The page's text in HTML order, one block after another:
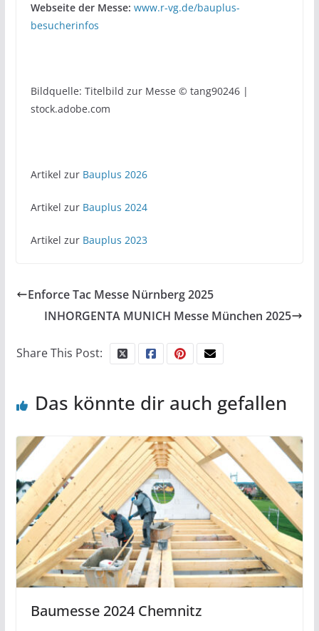
Webseite der Messe: www.r-vg.de/bauplus-
besucherinfos
Bildquelle: Titelbild zur Messe © tang90246 |
stock.adobe.com
Artikel zur Bauplus 2026
Artikel zur Bauplus 2024
Artikel zur Bauplus 2023
Enforce Tac Messe Nürnberg 2025
INHORGENTA MUNICH Messe München 2025
Share This Post:
Das könnte dir auch gefallen
Baumesse 2024 Chemnitz